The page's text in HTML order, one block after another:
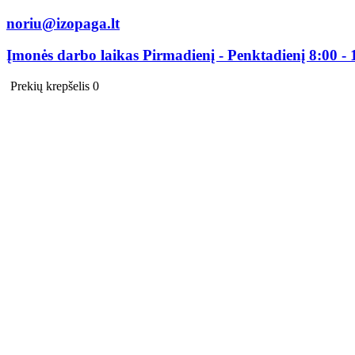
noriu@izopaga.lt
Įmonės darbo laikas Pirmadienį - Penktadienį 8:00 -
Prekių krepšelis 0